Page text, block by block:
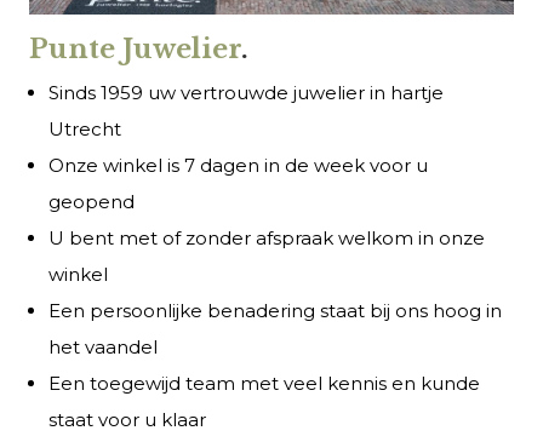
Punte Juwelier.
Sinds 1959 uw vertrouwde juwelier in hartje
Utrecht
Onze winkel is 7 dagen in de week voor u
geopend
U bent met of zonder afspraak welkom in onze
winkel
Een persoonlijke benadering staat bij ons hoog in
het vaandel
Een toegewijd team met veel kennis en kunde
staat voor u klaar